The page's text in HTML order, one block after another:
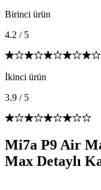
Birinci ürün
4.2 / 5
İkinci ürün
3.9 / 5
Mi7a P9 Air
Max Detaylı